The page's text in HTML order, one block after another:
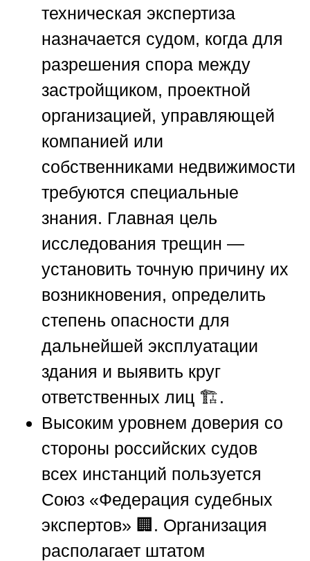
техническая экспертиза
назначается судом, когда для
разрешения спора между
застройщиком, проектной
организацией, управляющей
компанией или
собственниками недвижимости
требуются специальные
знания. Главная цель
исследования трещин —
установить точную причину их
возникновения, определить
степень опасности для
дальнейшей эксплуатации
здания и выявить круг
ответственных лиц 🏗️.
Высоким уровнем доверия со
стороны российских судов
всех инстанций пользуется
Союз «Федерация судебных
экспертов» 🏢. Организация
располагает штатом